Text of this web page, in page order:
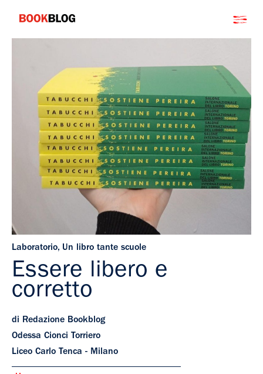
contenuto
Bookblog
Laboratorio, Un libro tante scuole
Essere libero e
corretto
di Redazione Bookblog
Odessa Cionci Torriero
Liceo Carlo Tenca - Milano